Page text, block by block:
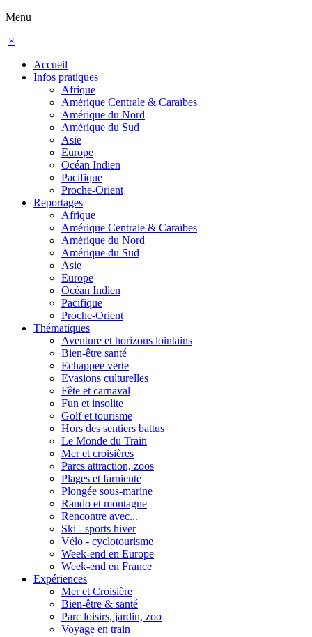
Menu
×
Accueil
Infos pratiques
Afrique
Amérique Centrale & Caraïbes
Amérique du Nord
Amérique du Sud
Asie
Europe
Océan Indien
Pacifique
Proche-Orient
Reportages
Afrique
Amérique Centrale & Caraïbes
Amérique du Nord
Amérique du Sud
Asie
Europe
Océan Indien
Pacifique
Proche-Orient
Thématiques
Aventure et horizons lointains
Bien-être santé
Echappee verte
Evasions culturelles
Fête et carnaval
Fun et insolite
Golf et tourisme
Hors des sentiers battus
Le Monde du Train
Mer et croisières
Parcs attraction, zoos
Plages et farniente
Plongée sous-marine
Rando et montagne
Rencontre avec...
Ski - sports hiver
Vélo - cyclotourisme
Week-end en Europe
Week-end en France
Expériences
Mer et Croisière
Bien-être & santé
Parc loisirs, jardin, zoo
Voyage en train